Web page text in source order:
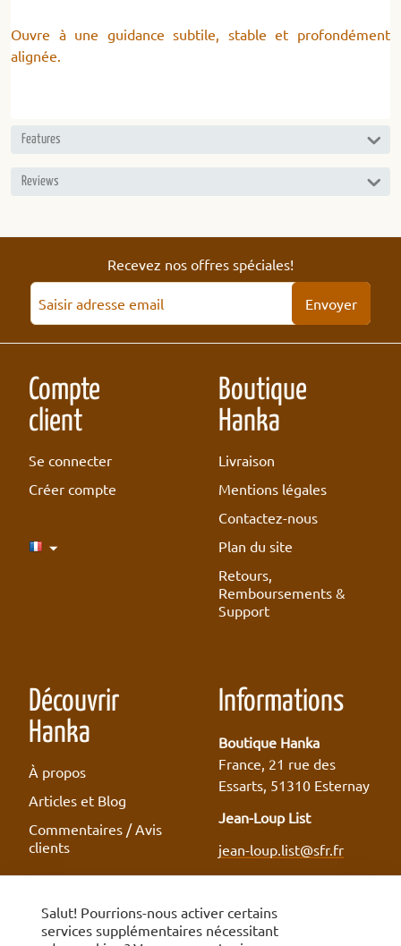
Ouvre à une guidance subtile, stable et profondément
alignée.
Features
Reviews
Recevez nos offres spéciales!
Envoyer
Compte
client
Se connecter
Créer compte
Boutique
Hanka
Livraison
Mentions légales
Contactez-nous
Plan du site
Retours,
Remboursements &
Support
Découvrir
Hanka
À propos
Articles et Blog
Commentaires / Avis
clients
Informations
Boutique Hanka
France, 21 rue des
Essarts, 51310 Esternay
Jean-Loup List
jean-loup.list@sfr.fr
Conditions Vendeurs
Salut! Pourrions-nous activer certains
services supplémentaires nécessitant